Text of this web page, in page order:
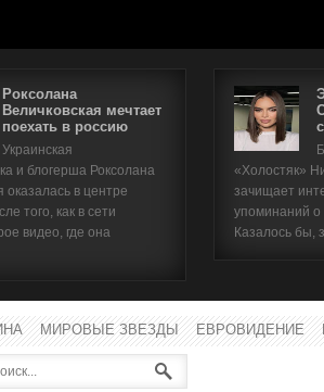
Роксолана
Величковская мечтает
поехать в россию
Украинская
и блогерша Роксолана
оказалась в центре
того, как в сети
видео, где она
«Холостяк»
зачищает
упоминаний
Казалось бы,
МИРОВЫЕ ЗВЕЗДЫ ЕВРОВИДЕНИЕ
Имя